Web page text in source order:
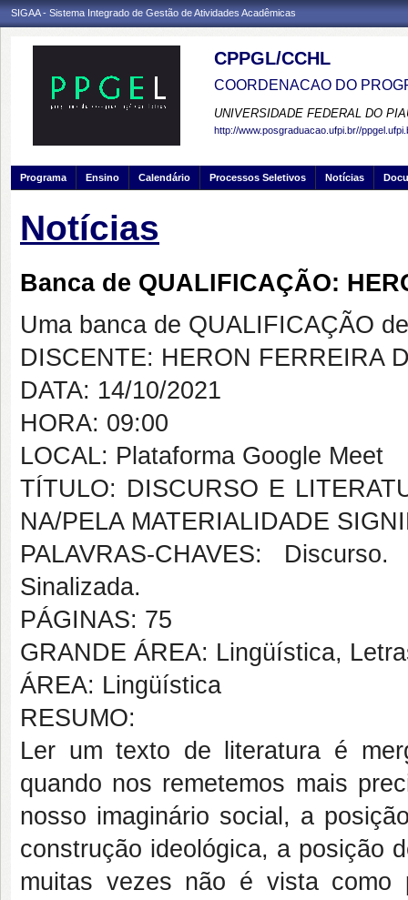
SIGAA - Sistema Integrado de Gestão de Atividades Acadêmicas
CPPGL/CCHL
COORDENACAO DO
UNIVERSIDADE FEDERAL DO
http://www.posgraduacao.ufpi.br//
Programa Ensino Calendário Processos Seletivos Notícias
Notícias
Banca de QUALIFICAÇÃO:
Uma banca de QUALIFICAÇÃO
DISCENTE: HERON FERREIRA
DATA: 14/10/2021
HORA: 09:00
LOCAL: Plataforma Google Meet
TÍTULO: DISCURSO E
NA/PELA MATERIALIDADE
PALAVRAS-CHAVES:
Sinalizada.
PÁGINAS: 75
GRANDE ÁREA: Lingüística,
ÁREA: Lingüística
RESUMO:
Ler um texto de literatura é
quando nos remetemos mais
nosso imaginário social, a
construção ideológica, a posição
muitas vezes não é vista como